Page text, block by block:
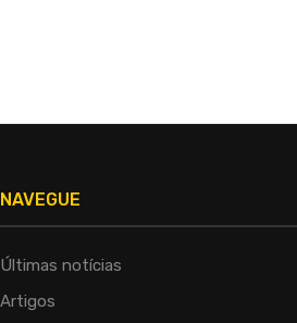
NAVEGUE
Últimas notícias
Artigos